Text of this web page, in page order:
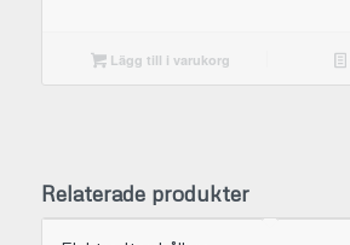
Lägg till i varukorg
Relaterade produkter